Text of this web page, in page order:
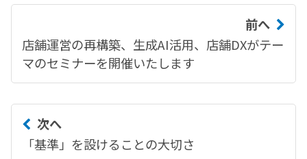
前へ
店舗運営の再構築、生成AI活用、店舗DXがテー
マのセミナーを開催いたします
次へ
「基準」を設けることの大切さ